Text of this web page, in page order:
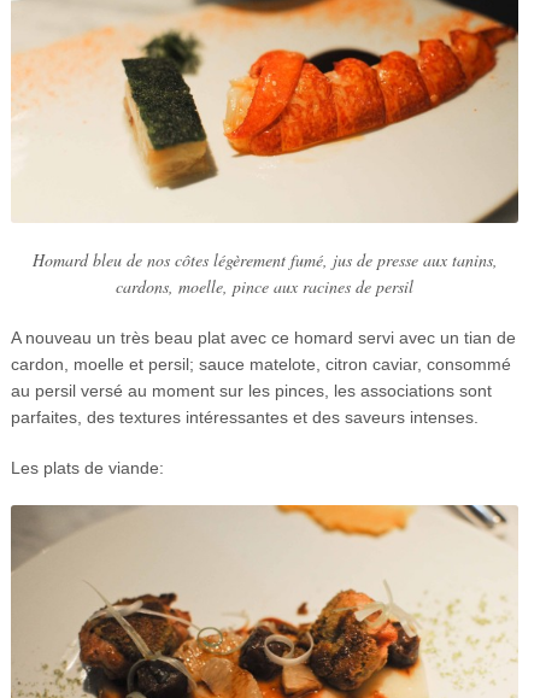
Homard bleu de nos côtes légèrement fumé, jus de presse aux tanins,
cardons, moelle, pince aux racines de persil
A nouveau un très beau plat avec ce homard servi avec un tian de
cardon, moelle et persil; sauce matelote, citron caviar, consommé
au persil versé au moment sur les pinces, les associations sont
parfaites, des textures intéressantes et des saveurs intenses.
Les plats de viande: